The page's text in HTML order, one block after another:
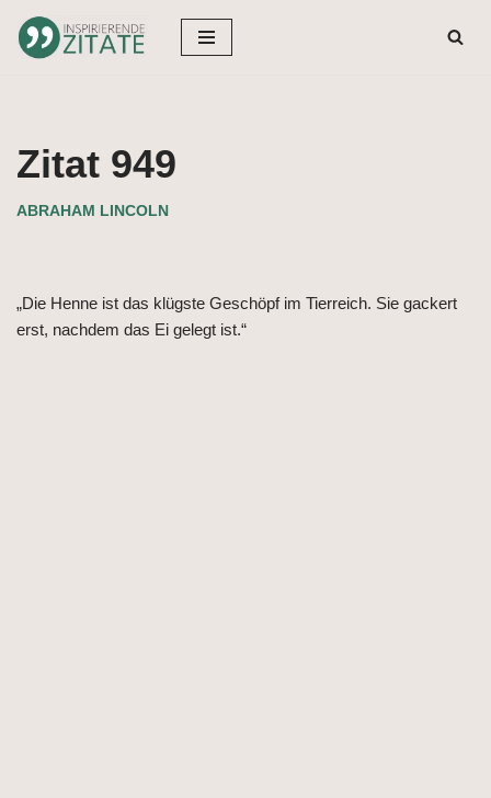
Zum
Zitat 949
ABRAHAM LINCOLN
„Die Henne ist das klügste Geschöpf im Tierreich. Sie gackert
erst, nachdem das Ei gelegt ist.“